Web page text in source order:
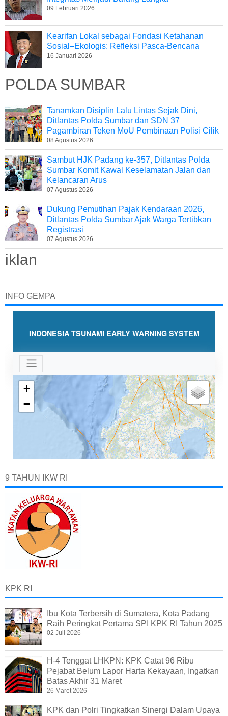
09 Februari 2026
Kearifan Lokal sebagai Fondasi Ketahanan
Sosial–Ekologis: Refleksi Pasca-Bencana
16 Januari 2026
POLDA SUMBAR
Tanamkan Disiplin Lalu Lintas Sejak Dini,
Ditlantas Polda Sumbar dan SDN 37
Pagambiran Teken MoU Pembinaan Polisi Cilik
08 Agustus 2026
Sambut HJK Padang ke-357, Ditlantas Polda
Sumbar Komit Kawal Keselamatan Jalan dan
Kelancaran Arus
07 Agustus 2026
Dukung Pemutihan Pajak Kendaraan 2026,
Ditlantas Polda Sumbar Ajak Warga Tertibkan
Registrasi
07 Agustus 2026
iklan
INFO GEMPA
9 TAHUN IKW RI
KPK RI
Ibu Kota Terbersih di Sumatera, Kota Padang
Raih Peringkat Pertama SPI KPK RI Tahun 2025
02 Juli 2026
H-4 Tenggat LHKPN: KPK Catat 96 Ribu
Pejabat Belum Lapor Harta Kekayaan, Ingatkan
Batas Akhir 31 Maret
26 Maret 2026
KPK dan Polri Tingkatkan Sinergi Dalam Upaya